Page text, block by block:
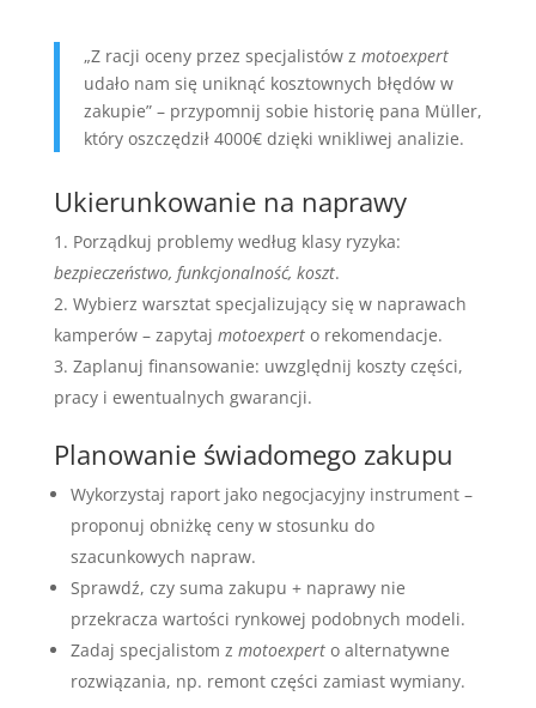
„Z racji oceny przez specjalistów z motoexpert
udało nam się uniknąć kosztownych błędów w
zakupie” – przypomnij sobie historię pana Müller,
który oszczędził 4000€ dzięki wnikliwej analizie.
Ukierunkowanie na naprawy
Porządkuj problemy według klasy ryzyka:
bezpieczeństwo, funkcjonalność, koszt.
Wybierz warsztat specjalizujący się w naprawach
kamperów – zapytaj motoexperto rekomendacje.
Zaplanuj finansowanie: uwzględnij koszty części,
pracy i ewentualnych gwarancji.
Planowanie świadomego zakupu
Wykorzystaj raport jako negocjacyjny instrument –
proponuj obniżkę ceny w stosunku do
szacunkowych napraw.
Sprawdź, czy suma zakupu + naprawy nie
przekracza wartości rynkowej podobnych modeli.
Zadaj specjalistom z motoexperto alternatywne
rozwiązania, np. remont części zamiast wymiany.